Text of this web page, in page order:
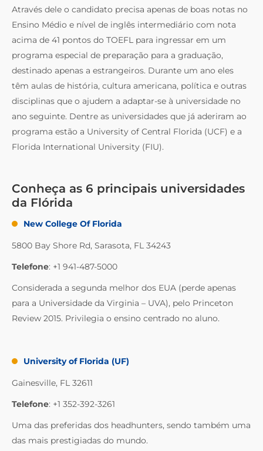
Através dele o candidato precisa apenas de boas notas no
Ensino Médio e nível de inglês intermediário com nota
acima de 41 pontos do TOEFL para ingressar em um
programa especial de preparação para a graduação,
destinado apenas a estrangeiros. Durante um ano eles
têm aulas de história, cultura americana, política e outras
disciplinas que o ajudem a adaptar-se à universidade no
ano seguinte. Dentre as universidades que já aderiram ao
programa estão a University of Central Florida (UCF) e a
Florida International University (FIU).
Conheça as 6 principais universidades
da Flórida
New College Of Florida
5800 Bay Shore Rd, Sarasota, FL 34243
Telefone: +1 941-487-5000
Considerada a segunda melhor dos EUA (perde apenas
para a Universidade da Virginia – UVA), pelo Princeton
Review 2015. Privilegia o ensino centrado no aluno.
University of Florida (UF)
Gainesville, FL 32611
Telefone: +1 352-392-3261
Uma das preferidas dos headhunters, sendo também uma
das mais prestigiadas do mundo.